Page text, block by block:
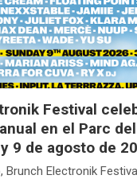
Festival
en el Parc
9 de agosto de
Brunch Electronik